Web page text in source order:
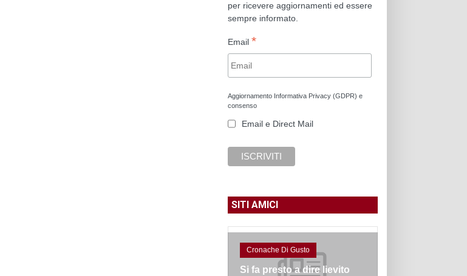
per ricevere aggiornamenti ed essere
sempre informato.
Email *
Aggiornamento Informativa Privacy (GDPR) e
consenso
Email e Direct Mail
SITI AMICI
Cronache Di Gusto
Si fa presto a dire lievito